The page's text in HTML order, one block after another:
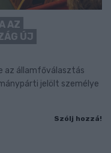
AZ
ÚJ
az államfőválasztás
jelölt személye
Szólj hozzá!